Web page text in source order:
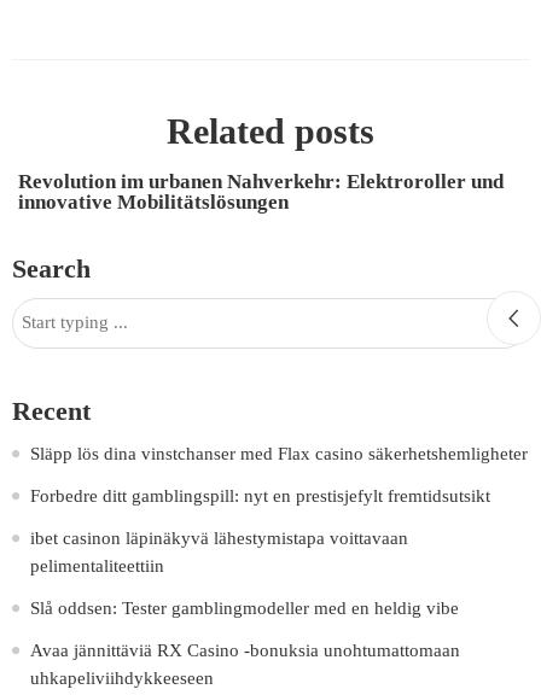
Related posts
Revolution im urbanen Nahverkehr: Elektroroller und
innovative Mobilitätslösungen
Search
Recent
Släpp lös dina vinstchanser med Flax casino säkerhetshemligheter
Forbedre ditt gamblingspill: nyt en prestisjefylt fremtidsutsikt
ibet casinon läpinäkyvä lähestymistapa voittavaan
pelimentaliteettiin
Slå oddsen: Tester gamblingmodeller med en heldig vibe
Avaa jännittäviä RX Casino -bonuksia unohtumattomaan
uhkapeliviihdykkeeseen